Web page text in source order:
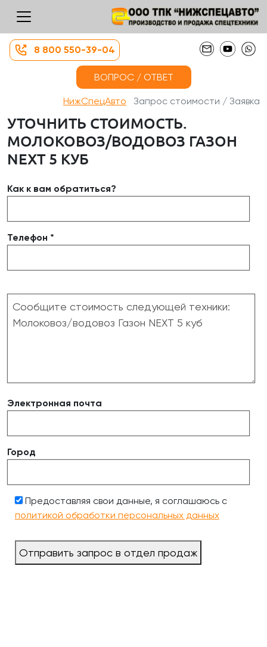
8 800 550-39-04
ВОПРОС / ОТВЕТ
НижСпецАвто Запрос стоимости / Заявка
УТОЧНИТЬ СТОИМОСТЬ.
МОЛОКОВОЗ/ВОДОВОЗ ГАЗОН
NEXT 5 КУБ
Как к вам обратиться?
Телефон *
Электронная почта
Город
Предоставляя свои данные, я соглашаюсь с
политикой обработки персональных данных
Отправить запрос в отдел продаж